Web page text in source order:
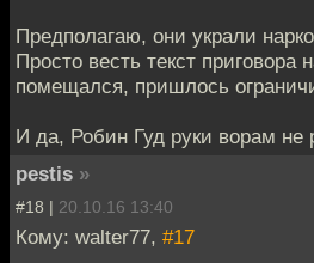
Предполагаю, они украли
Просто весть текст приговора
помещался, пришлось
И да, Робин Гуд руки ворам не
pestis »
#18 | 20.10.16 13:40
Кому: walter77, #17